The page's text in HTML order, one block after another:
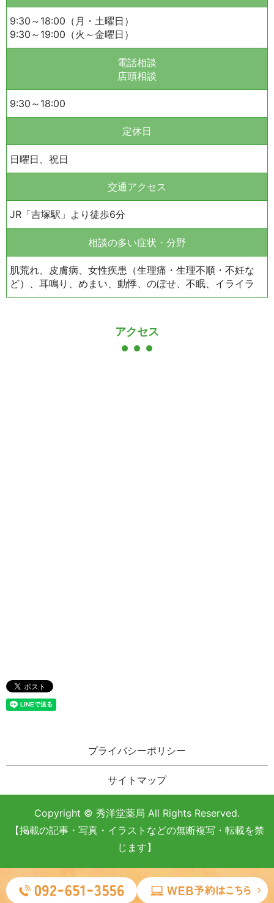
9:30～18:00（月・土曜日）
9:30～19:00（火～金曜日）
電話相談
店頭相談
9:30～18:00
定休日
日曜日、祝日
交通アクセス
JR「吉塚駅」より徒歩6分
相談の多い症状・分野
肌荒れ、皮膚病、女性疾患（生理痛・生理不順・不妊な
ど）、耳鳴り、めまい、動悸、のぼせ、不眠、イライラ
アクセス
プライバシーポリシー
サイトマップ
Copyright © 秀洋堂薬局 All Rights Reserved.
【掲載の記事・写真・イラストなどの無断複写・転載を禁
じます】